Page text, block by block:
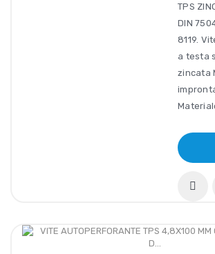
TPS
DIN
8119.
a testa
zincata